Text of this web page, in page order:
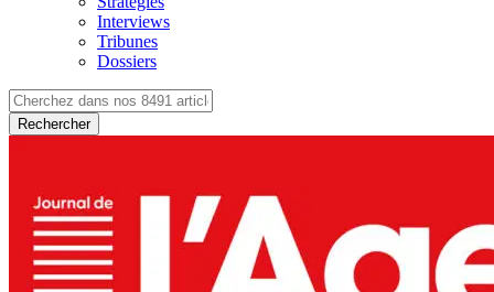
Interviews
Tribunes
Dossiers
Rechercher